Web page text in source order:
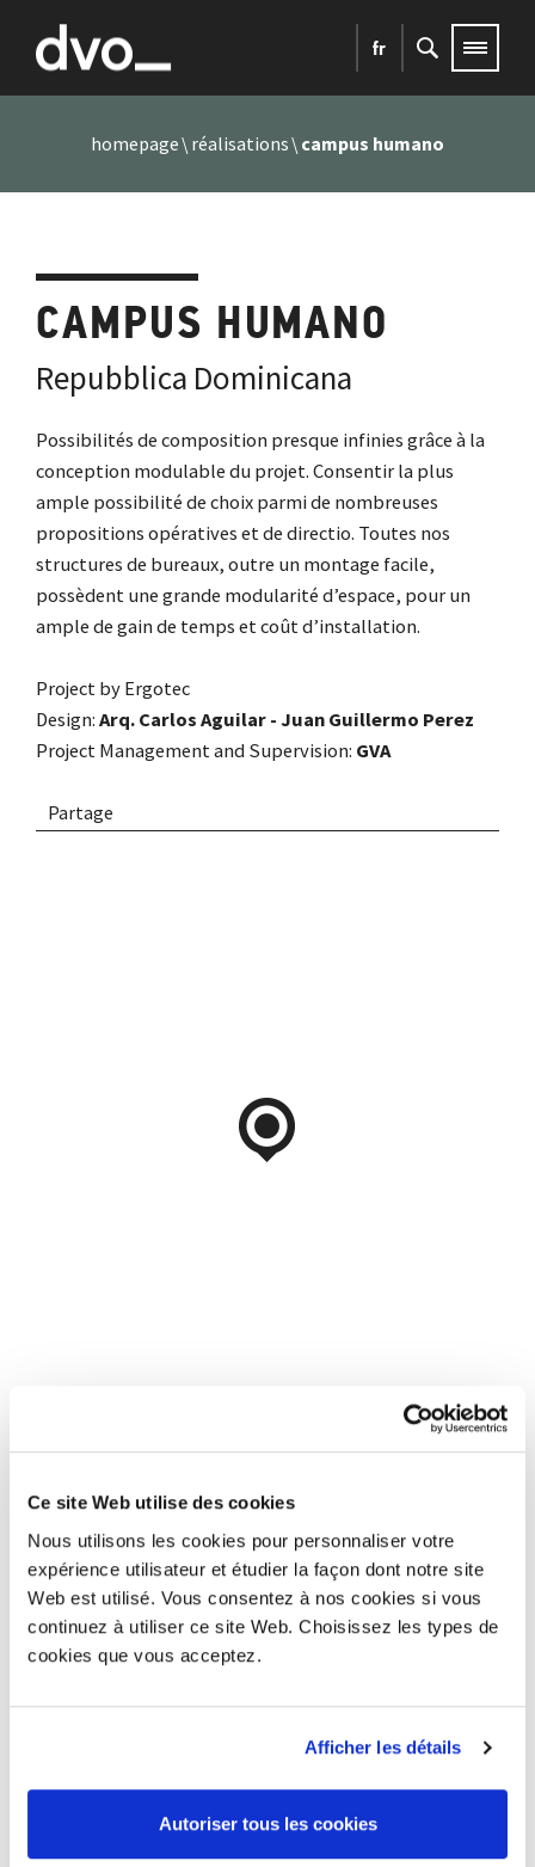
Ce site Web utilise des cookies
Nous utilisons les cookies pour personnaliser votre
expérience utilisateur et étudier la façon dont notre site
Web est utilisé. Vous consentez à nos cookies si vous
continuez à utiliser ce site Web. Choisissez les types de
cookies que vous acceptez.
Afficher les détails
Autoriser tous les cookies
fr
homepage réalisations campus humano
CAMPUS HUMANO
Repubblica Dominicana
Possibilités de composition presque infinies grâce à la
conception modulable du projet. Consentir la plus
ample possibilité de choix parmi de nombreuses
propositions opératives et de directio. Toutes nos
structures de bureaux, outre un montage facile,
possèdent une grande modularité d’espace, pour un
ample de gain de temps et coût d’installation.
Project by Ergotec
Design:Arq. Carlos Aguilar - Juan Guillermo Perez
Project Management and Supervision: GVA
Partage